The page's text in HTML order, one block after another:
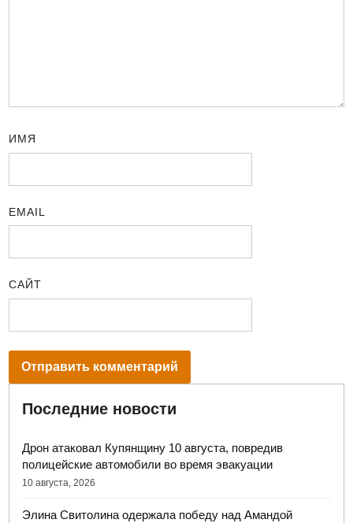
ИМЯ
EMAIL
САЙТ
Последние новости
Дрон атаковал Купянщину 10 августа, повредив
полицейские автомобили во время эвакуации
10 августа, 2026
Элина Свитолина одержала победу над Амандой